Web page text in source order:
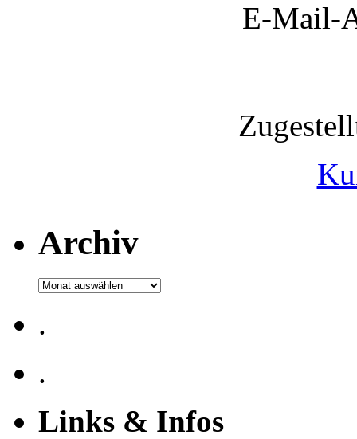
E-Mail-
Archiv
Archiv
.
.
Links & Infos